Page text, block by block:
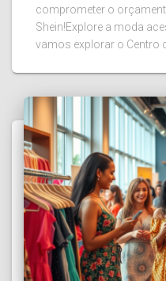
comprometer o
Shein!Explore a moda
vamos explorar o Centro